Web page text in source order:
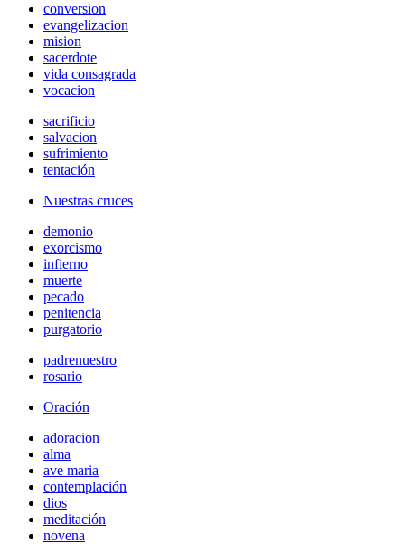
conversion
evangelizacion
mision
sacerdote
vida consagrada
vocacion
sacrificio
salvacion
sufrimiento
tentación
Nuestras cruces
demonio
exorcismo
infierno
muerte
pecado
penitencia
purgatorio
padrenuestro
rosario
Oración
adoracion
alma
ave maria
contemplación
dios
meditación
novena